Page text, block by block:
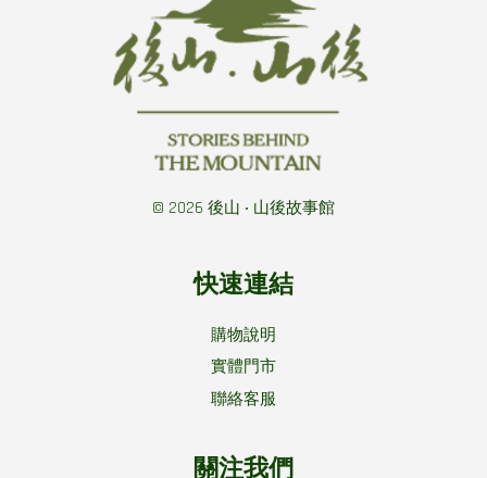
© 2026 後山 ‧ 山後故事館
快速連結
購物說明
實體門市
聯絡客服
關注我們